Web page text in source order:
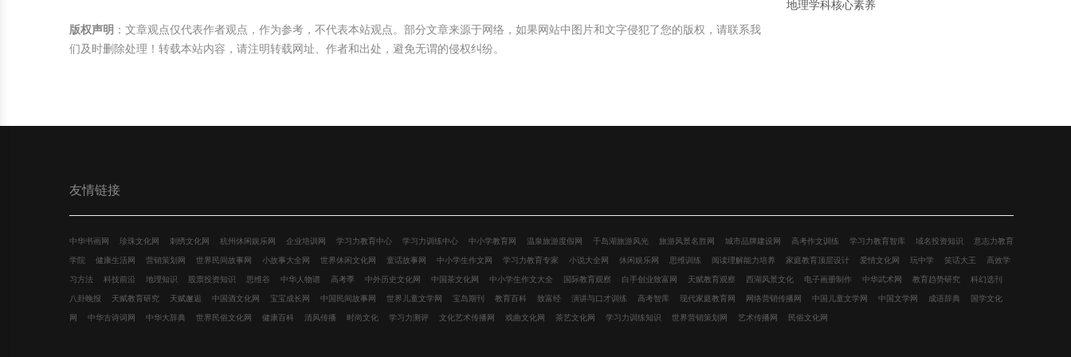
版权声明 ：文章观点仅代表作者观点，作为参考，不代表本站观点。部分文章来源于网络，如果网站中图片和文字侵犯了您的版权，请联系我
们及时删除处理！转载本站内容，请注明转载网址、作者和出处，避免无谓的侵权纠纷。
地理学科核心素养
友情链接
中华书画网 珍珠文化网 刺绣文化网 杭州休闲娱乐网 企业培训网 学习力教育中心 学习力训练中心 中小学教育网 温泉旅游度假网 千岛湖旅游风光 旅游风景名胜网 城市品牌建设网 高考作文训练 学习力教育智库 域名投资知识 意志力教育
学院 健康生活网 营销策划网 世界民间故事网 小故事大全网 世界休闲文化网 童话故事网 中小学生作文网 学习力教育专家 小说大全网 休闲娱乐网 思维训练 阅读理解能力培养 家庭教育顶层设计 爱情文化网 玩中学 笑话大王 高效学
习方法 科技前沿 地理知识 股票投资知识 思维谷 中华人物谱 高考季 中外历史文化网 中国茶文化网 中小学生作文大全 国际教育观察 白手创业致富网 天赋教育观察 西湖风景文化 电子画册制作 中华武术网 教育趋势研究 科幻选刊
八卦晚报 天赋教育研究 天赋邂逅 中国酒文化网 宝宝成长网 中国民间故事网 世界儿童文学网 宝岛期刊 教育百科 致富经 演讲与口才训练 高考智库 现代家庭教育网 网络营销传播网 中国儿童文学网 中国文学网 成语辞典 国学文化
网 中华古诗词网 中华大辞典 世界民俗文化网 健康百科 清风传播 时尚文化 学习力测评 文化艺术传播网 戏曲文化网 茶艺文化网 学习力训练知识 世界营销策划网 艺术传播网 民俗文化网